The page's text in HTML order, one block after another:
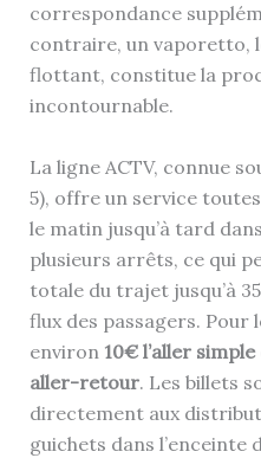
correspondance
contraire, un vaporetto,
flottant, constitue la
incontournable.
La ligne ACTV, connue
5), offre un service
le matin jusqu’à tard
plusieurs arrêts, ce qui
totale du trajet jusqu’à
flux des passagers.
environ 10€ l’aller simple
aller-retour. Les billets
directement aux
guichets dans l’enceinte